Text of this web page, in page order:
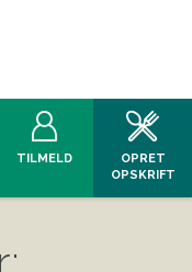
TILMELD
OPRET
OPSKRIFT